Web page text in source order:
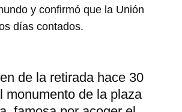
y confirmó que la Unión
días contados.
de la retirada hace 30
monumento de la plaza